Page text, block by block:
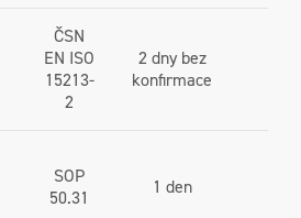
ČSN
EN ISO
15213-
2
2 dny bez
konfirmace
SOP
50.31
1 den